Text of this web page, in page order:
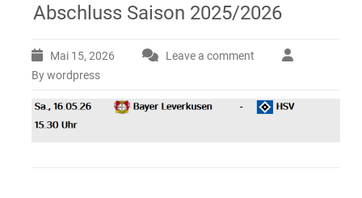
Abschluss Saison 2025/2026
Mai 15, 2026
Leave a comment
By wordpress